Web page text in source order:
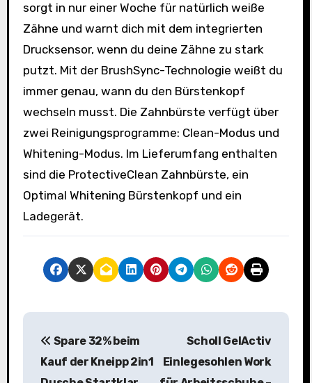
sorgt in nur einer Woche für natürlich weiße
Zähne und warnt dich mit dem integrierten
Drucksensor, wenn du deine Zähne zu stark
putzt. Mit der BrushSync-Technologie weißt du
immer genau, wann du den Bürstenkopf
wechseln musst. Die Zahnbürste verfügt über
zwei Reinigungsprogramme: Clean-Modus und
Whitening-Modus. Im Lieferumfang enthalten
sind die ProtectiveClean Zahnbürste, ein
Optimal Whitening Bürstenkopf und ein
Ladegerät.
B
Spare 32% beim
Kauf der Kneipp 2in1
Scholl GelActiv
Einlegesohlen Work